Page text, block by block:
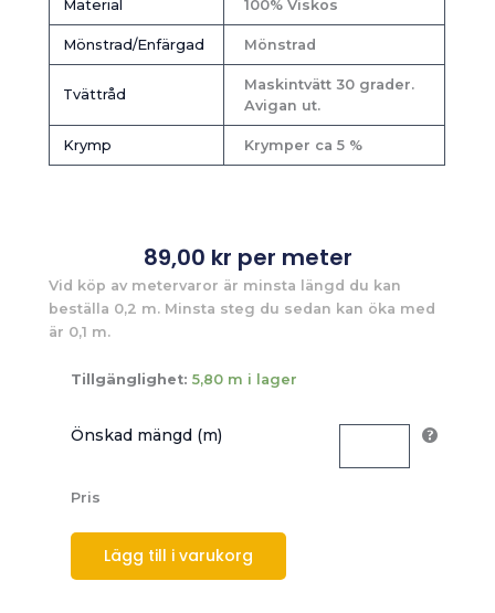
Material 100% Viskos
Mönstrad/Enfärgad Mönstrad
Tvättråd
Maskintvätt 30 grader.
Avigan ut.
Krymp Krymper ca 5 %
89,00 kr per meter
Vid köp av metervaror är minsta längd du kan
beställa 0,2 m. Minsta steg du sedan kan öka med
är 0,1 m.
Tillgänglighet: 5,80 m i lager
Önskad mängd (m)
Pris
Lägg till i varukorg